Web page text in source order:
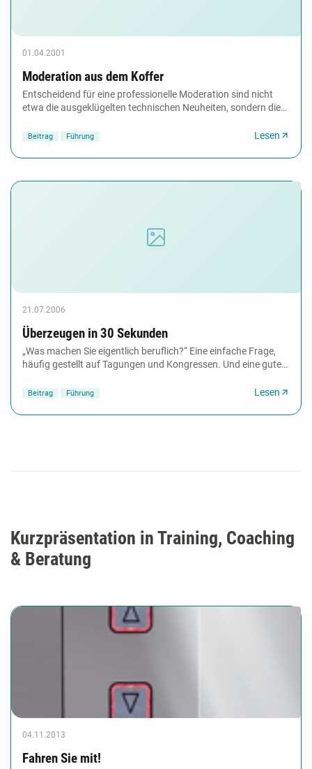
01.04.2001
Moderation aus dem Koffer
Entscheidend für eine professionelle Moderation sind nicht
etwa die ausgeklügelten technischen Neuheiten, sondern die
Beitrag Führung Lesen
21.07.2006
Überzeugen in 30 Sekunden
„Was machen Sie eigentlich beruflich?“ Eine einfache Frage,
häufig gestellt auf Tagungen und Kongressen. Und eine gute
Beitrag Führung Lesen
Kurzpräsentation in Training, Coaching
& Beratung
04.11.2013
Fahren Sie mit!